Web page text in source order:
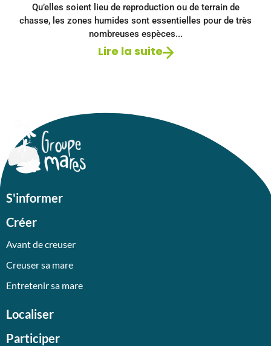
Qu’elles soient lieu de reproduction ou de terrain de
chasse, les zones humides sont essentielles pour de très
nombreuses espèces...
Lire la suite
S'informer
Créer
Avant de creuser
Creuser sa mare
Entretenir sa mare
Localiser
Participer